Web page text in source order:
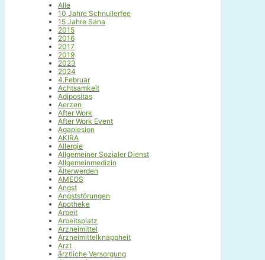
Alle
10 Jahre Schnullerfee
15 Jahre Sana
2015
2016
2017
2019
2023
2024
4.Februar
Achtsamkeit
Adipositas
Aerzen
After Work
After Work Event
Agaplesion
AKIRA
Allergie
Allgemeiner Sozialer Dienst
Allgemeinmedizin
Älterwerden
AMEOS
Angst
Angststörungen
Apotheke
Arbeit
Arbeitsplatz
Arzneimittel
Arzneimittelknappheit
Arzt
ärztliche Versorgung